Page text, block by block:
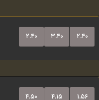
۲.۴۰ ۳.۴۰ ۲.۴۰
۴.۵۰ ۴.۱۵ ۱.۵۶